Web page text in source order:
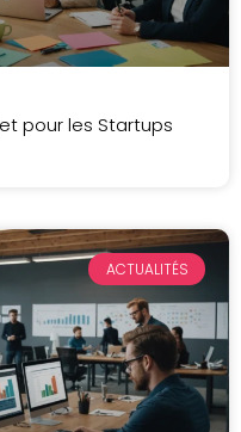
pour les Startups
ACTUALITÉS